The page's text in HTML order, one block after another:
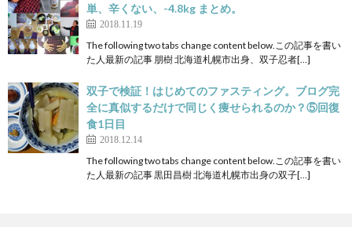
単、辛くない、-4.8kg まとめ。
2018.11.19
The following two tabs change content below.この記事を書い
た人最新の記事 朋樹 北海道札幌市出身、双子忍者[…]
双子で検証！はじめてのファスティング。ブログ完
全に真似するだけで同じく痩せられるのか？⑤回復
食1日目
2018.12.14
The following two tabs change content below.この記事を書い
た人最新の記事 黒田昌樹 北海道札幌市出身の双子[…]